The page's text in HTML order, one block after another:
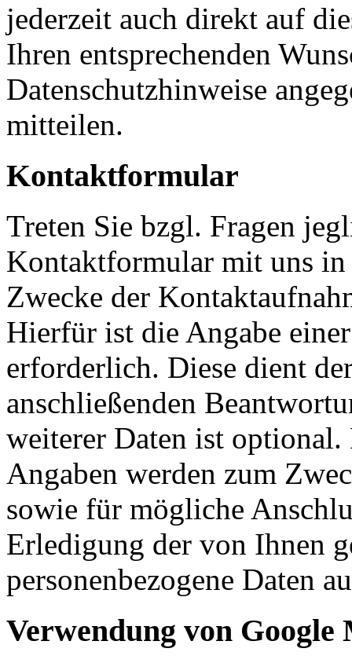
jederzeit auch direkt auf
Ihren entsprechenden
Datenschutzhinweise
mitteilen.
Kontaktformular
Treten Sie bzgl. Fragen
Kontaktformular mit uns
Zwecke der
Hierfür ist die Angabe
erforderlich. Diese dient
anschließenden
weiterer Daten ist
Angaben werden zum
sowie für mögliche
Erledigung der von Ihnen
personenbezogene Daten
Verwendung von Google